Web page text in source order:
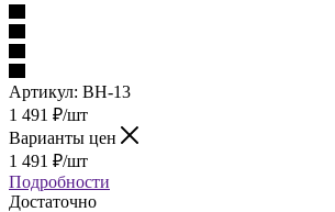
Артикул: ВН-13
1 491 ₽/шт
Варианты цен
1 491 ₽/шт
Подробности
Достаточно